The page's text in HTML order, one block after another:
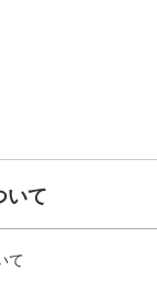
いて
て